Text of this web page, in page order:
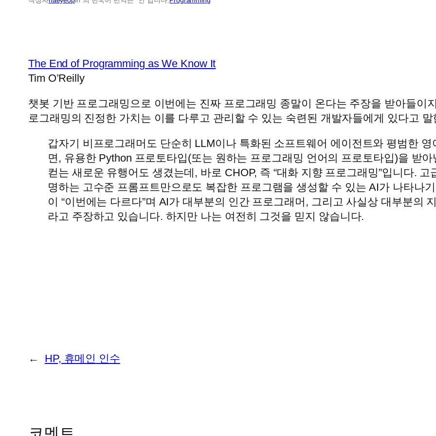
The End of Programming as We Know It
Tim O’Reilly
챗봇 기반 프로그래밍으로 이번에는 진짜 프로그래밍 종말이 온다는 주장을 받아들이
로그래밍의 진정한 가치는 이를 다루고 관리할 수 있는 숙련된 개발자들에게 있다고 말
갑자기 비프로그래머도 단순히 LLM이나 특화된 소프트웨어 에이전트와 평범한
면, 유용한 Python 프로토타입(또는 원하는 프로그래밍 언어의 프로토타입)을 받
컫는 새로운 유행어도 생겼는데, 바로 CHOP, 즉 “대화 지향 프로그래밍”입니다.
명하는 고수준 프롬프트만으로도 복잡한 프로그램을 생성할 수 있는 AI가 나타나
이 “이번에는 다르다”며 AI가 대부분의 인간 프로그래머, 그리고 사실상 대부분의
라고 주장하고 있습니다. 하지만 나는 여전히 그것을 믿지 않습니다.
← HP, 휴메인 인수